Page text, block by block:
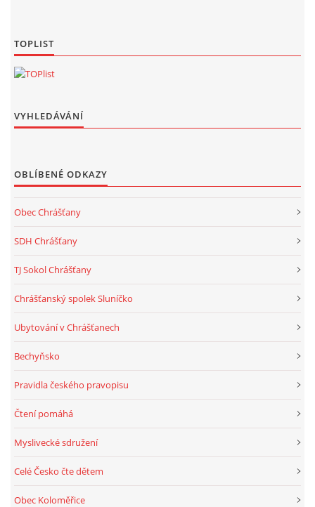
TOPLIST
VYHLEDÁVÁNÍ
OBLÍBENÉ ODKAZY
Obec Chrášťany
SDH Chrášťany
TJ Sokol Chrášťany
Chrášťanský spolek Sluníčko
Ubytování v Chrášťanech
Bechyňsko
Pravidla českého pravopisu
Čtení pomáhá
Myslivecké sdružení
Celé Česko čte dětem
Obec Koloměřice